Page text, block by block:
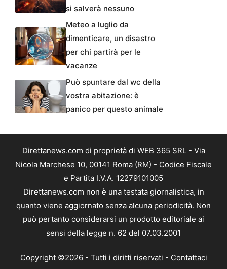
si salverà nessuno
Meteo a luglio da
dimenticare, un disastro
per chi partirà per le
vacanze
Può spuntare dal wc della
vostra abitazione: è
panico per questo animale
Direttanews.com di proprietà di WEB 365 SRL - Via
Nicola Marchese 10, 00141 Roma (RM) - Codice Fiscale
e Partita I.V.A. 12279101005
Direttanews.com non è una testata giornalistica, in
quanto viene aggiornato senza alcuna periodicità. Non
può pertanto considerarsi un prodotto editoriale ai
sensi della legge n. 62 del 07.03.2001
Copyright ©2026 - Tutti i diritti riservati - Contattaci